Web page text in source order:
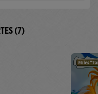
(7)